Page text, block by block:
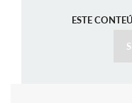
ESTE